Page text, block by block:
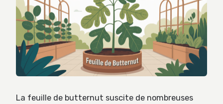
La feuille de butternut suscite de nombreuses